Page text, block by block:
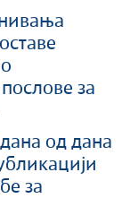
за
од дана
за